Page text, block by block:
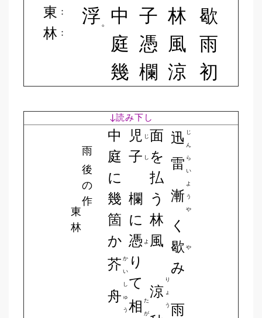
東 ：
林 ：
浮 。 中
庭
幾
子
憑
欄
林
風
涼
歇
雨
初
↓読み下し
東
林
雨
後
の
作
中
庭
に
幾
箇
か
芥 か
い
舟
し
ゅ
う
児 じ
子 し
欄
に
憑 よ
り
て
相 た
が
面
を
払
う
林
風
涼
り
ょ
う
迅 じ
ん
雷 ら
い
漸
よ
う
や
く
歇 や
み
雨